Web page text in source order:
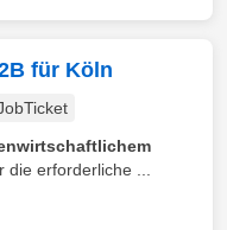
für Köln
erforderliche ...